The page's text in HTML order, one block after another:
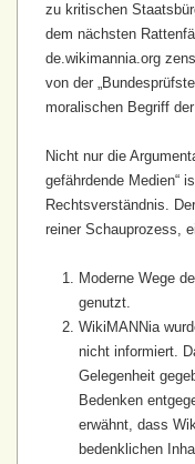
zu kritischen
dem nächsten
de.wikimannia.org
von der
moralischen Begriff
Nicht nur die
gefährdende Medien“
Rechts­verständnis.
reiner Schauprozess,
Moderne Wege
genutzt.
WikiMANNia
nicht informiert.
Gelegenheit
Bedenken
erwähnt, dass
bedenklichen